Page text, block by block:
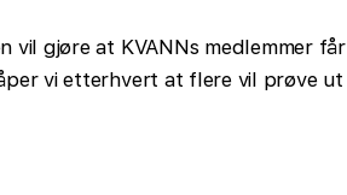
vil gjøre at KVANNs medlemmer får
vi etterhvert at flere vil prøve ut